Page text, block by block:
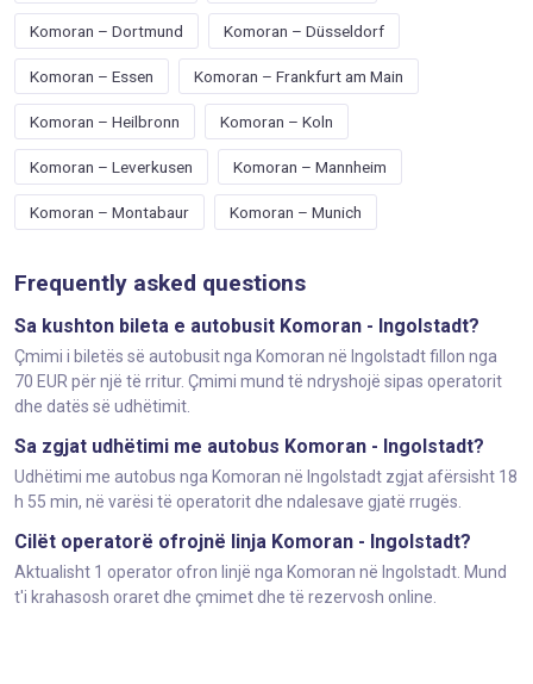
Komoran – Dortmund Komoran – Düsseldorf
Komoran – Essen Komoran – Frankfurt am Main
Komoran – Heilbronn Komoran – Koln
Komoran – Leverkusen Komoran – Mannheim
Komoran – Montabaur Komoran – Munich
Frequently asked questions
Sa kushton bileta e autobusit Komoran - Ingolstadt?
Çmimi i biletës së autobusit nga Komoran në Ingolstadt fillon nga
70 EUR për një të rritur. Çmimi mund të ndryshojë sipas operatorit
dhe datës së udhëtimit.
Sa zgjat udhëtimi me autobus Komoran - Ingolstadt?
Udhëtimi me autobus nga Komoran në Ingolstadt zgjat afërsisht 18
h 55 min, në varësi të operatorit dhe ndalesave gjatë rrugës.
Cilët operatorë ofrojnë linja Komoran - Ingolstadt?
Aktualisht 1 operator ofron linjë nga Komoran në Ingolstadt. Mund
t'i krahasosh oraret dhe çmimet dhe të rezervosh online.